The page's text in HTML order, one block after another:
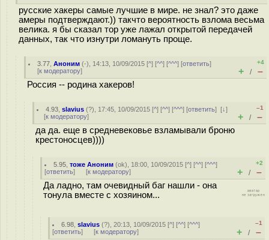
русские хакеры самые лучшие в мире. не знал? это даже
амеры подтверждают.)) такчто вероятность взлома весьма
велика. я бы сказал тор уже лажал открытой передачей
данных, так что изнутри ломануть проще.
3.77 ,Аноним (-), 14:13, 10/09/2015 [^] [^^] [^^^] [ответить]
[к модератору]
+4
+ / –
Россия -- родина хакеров!
4.93 ,slavius (?), 17:45, 10/09/2015 [^] [^^] [^^^] [ответить][↓]
[к модератору]
–1
+ / –
да да. еще в средневековье взламывали броню
крестоносцев))))
5.95 ,тоже Аноним (ok), 18:00, 10/09/2015 [^] [^^] [^^^]
[ответить] [к модератору]
+2
+ / –
Да ладно, там очевидный баг нашли - она
тонула вместе с хозяином...
6.98 ,slavius (?), 20:13, 10/09/2015 [^] [^^] [^^^]
[ответить] [к модератору]
–1
+ / –